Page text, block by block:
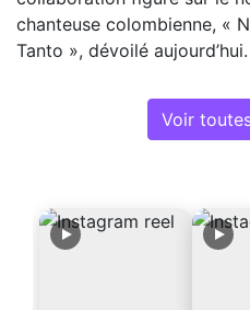
chanteuse colombienne, «
Tanto », dévoilé aujourd’hui.
Voir